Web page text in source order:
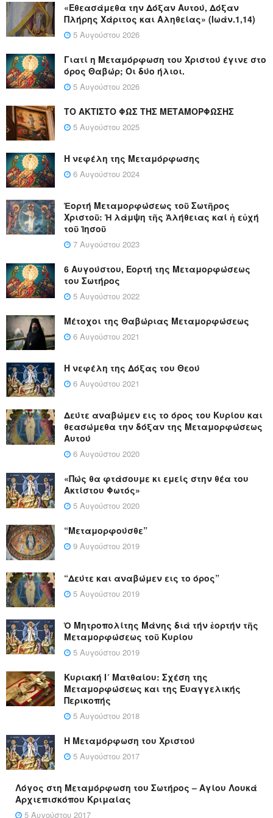
«Εθεασάμεθα την Δόξαν Αυτού, Δόξαν
Πλήρης Χάριτος και Αληθείας» (Ιωάν.1,14)
5 Αυγούστου 2026
Γιατί η Μεταμόρφωση του Χριστού έγινε στο
όρος Θαβώρ; Οι δύο ήλιοι.
5 Αυγούστου 2026
ΤΟ ΑΚΤΙΣΤΟ ΦΩΣ ΤΗΣ ΜΕΤΑΜΟΡΦΩΣΗΣ
5 Αυγούστου 2025
Η νεφέλη της Μεταμόρφωσης
6 Αυγούστου 2024
Ἑορτή Μεταμορφώσεως τοῦ Σωτῆρος
Χριστοῦ: Ἡ λάμψη τῆς Ἀλήθειας καί ἡ εὐχή
τοῦ Ἰησοῦ
7 Αυγούστου 2023
6 Αυγούστου, Εορτή της Μεταμορφώσεως
του Σωτήρος
5 Αυγούστου 2022
Μέτοχοι της Θαβώριας Μεταμορφώσεως
6 Αυγούστου 2021
Η νεφέλη της Δόξας του Θεού
6 Αυγούστου 2021
Δεύτε αναβώμεν εις το όρος του Κυρίου και
θεασώμεθα την δόξαν της Μεταμορφώσεως
Αυτού
6 Αυγούστου 2020
«Πώς θα φτάσουμε κι εμείς στην θέα του
Ακτίστου Φωτός»
5 Αυγούστου 2020
“Μεταμορφούσθε”
9 Αυγούστου 2019
“Δεύτε και αναβώμεν εις το όρος”
5 Αυγούστου 2019
Ὁ Μητροπολίτης Μάνης διά τήν ἑορτήν τῆς
Μεταμορφώσεως τοῦ Κυρίου
5 Αυγούστου 2019
Κυριακή Ι´ Ματθαίου: Σχέση της
Μεταμορφώσεως και της Ευαγγελικής
Περικοπής
5 Αυγούστου 2018
Η Μεταμόρφωση του Χριστού
5 Αυγούστου 2017
Λόγος στη Μεταμόρφωση του Σωτήρος – Αγίου Λουκά
Αρχιεπισκόπου Κριμαίας
5 Αυγούστου 2017